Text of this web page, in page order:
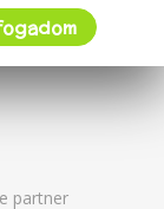
partner